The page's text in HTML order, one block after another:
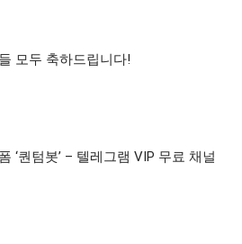
모두 축하드립니다!
‘퀀텀봇’ – 텔레그램 VIP 무료 채널